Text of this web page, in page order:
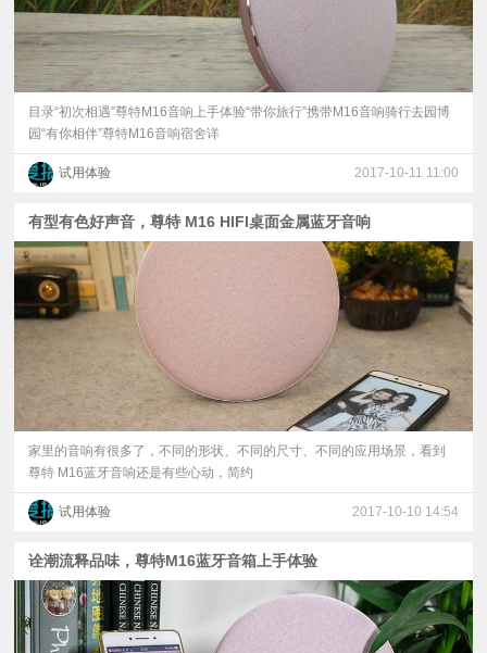
目录“初次相遇”尊特M16音响上手体验“带你旅行”携带M16音响骑行去园博
园“有你相伴”尊特M16音响宿舍详
试用体验 2017-10-11 11:00
有型有色好声音，尊特 M16 HIFI桌面金属蓝牙音响
家里的音响有很多了，不同的形状、不同的尺寸、不同的应用场景，看到
尊特 M16蓝牙音响还是有些心动，简约
试用体验 2017-10-10 14:54
诠潮流释品味，尊特M16蓝牙音箱上手体验